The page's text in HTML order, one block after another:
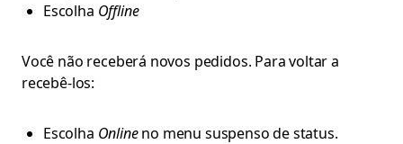
Escolha Offline
Você não receberá novos pedidos. Para voltar a
recebê-los:
Escolha Onlineno menu suspenso de status.